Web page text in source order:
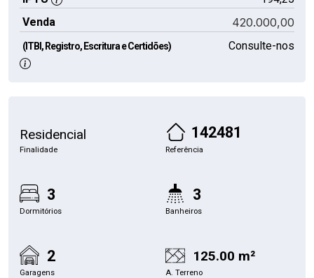
Venda
420.000,00
(ITBI, Registro, Escritura e Certidões) Consulte-nos
Residencial
Finalidade
142481
Referência
3
Dormitórios
3
Banheiros
2
Garagens
125.00 m²
A. Terreno